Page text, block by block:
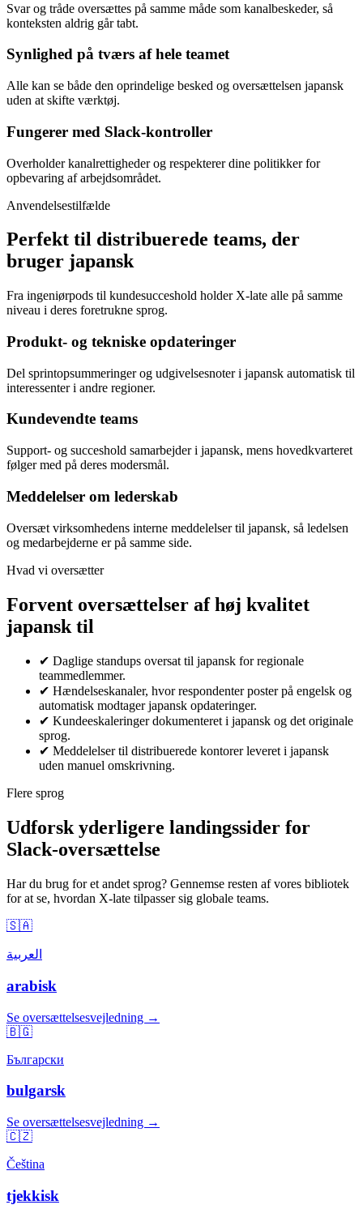
Svar og tråde oversættes på samme måde som kanalbeskeder, så
konteksten aldrig går tabt.
Synlighed på tværs af hele teamet
Alle kan se både den oprindelige besked og oversættelsen japansk
uden at skifte værktøj.
Fungerer med Slack-kontroller
Overholder kanalrettigheder og respekterer dine politikker for
opbevaring af arbejdsområdet.
Anvendelsestilfælde
Perfekt til distribuerede teams, der
bruger japansk
Fra ingeniørpods til kundesucceshold holder X-late alle på samme
niveau i deres foretrukne sprog.
Produkt- og tekniske opdateringer
Del sprintopsummeringer og udgivelsesnoter i japansk automatisk til
interessenter i andre regioner.
Kundevendte teams
Support- og succeshold samarbejder i japansk, mens hovedkvarteret
følger med på deres modersmål.
Meddelelser om lederskab
Oversæt virksomhedens interne meddelelser til japansk, så ledelsen
og medarbejderne er på samme side.
Hvad vi oversætter
Forvent oversættelser af høj kvalitet
japansk til
✔ Daglige standups oversat til japansk for regionale
teammedlemmer.
✔ Hændelseskanaler, hvor respondenter poster på engelsk og
automatisk modtager japansk opdateringer.
✔ Kundeeskaleringer dokumenteret i japansk og det originale
sprog.
✔ Meddelelser til distribuerede kontorer leveret i japansk
uden manuel omskrivning.
Flere sprog
Udforsk yderligere landingssider for
Slack-oversættelse
Har du brug for et andet sprog? Gennemse resten af vores bibliotek
for at se, hvordan X-late tilpasser sig globale teams.
🇸🇦
العربية
arabisk
Se oversættelsesvejledning →
🇧🇬
Български
bulgarsk
Se oversættelsesvejledning →
🇨🇿
Čeština
tjekkisk